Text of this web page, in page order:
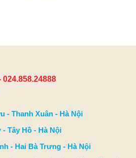
024.858.24888
- Thanh Xuân - Hà Nội
- Tây Hồ - Hà Nội
- Hai Bà Trưng - Hà Nội